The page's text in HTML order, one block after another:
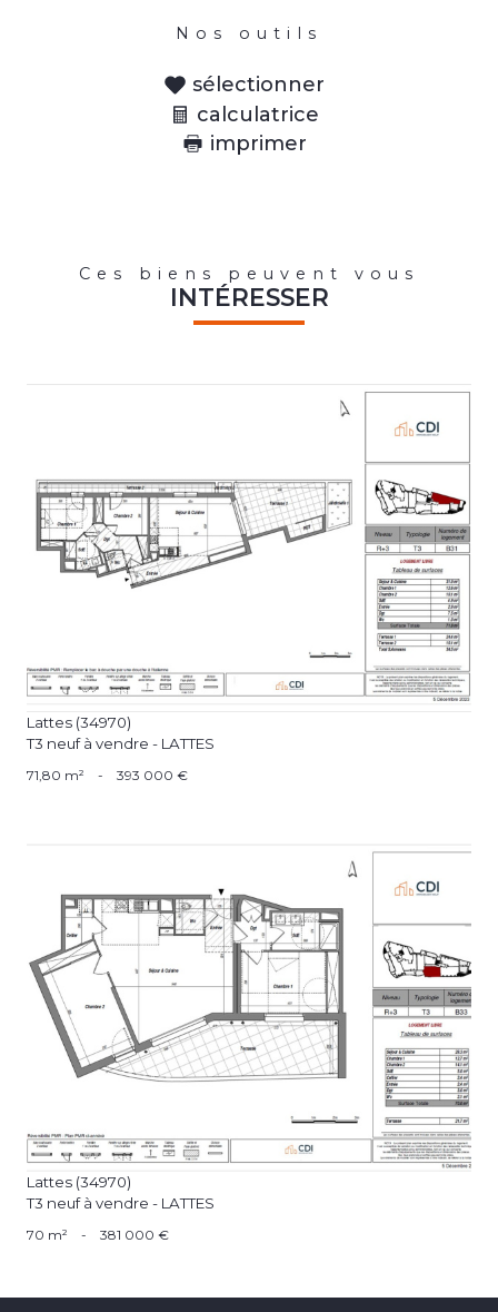
Nos outils
sélectionner
calculatrice
imprimer
Ces biens peuvent vous
INTÉRESSER
voir le bien
Lattes (34970)
T3 neuf à vendre - LATTES
71,80 m² - 393 000 €
voir le bien
Lattes (34970)
T3 neuf à vendre - LATTES
70 m² - 381 000 €